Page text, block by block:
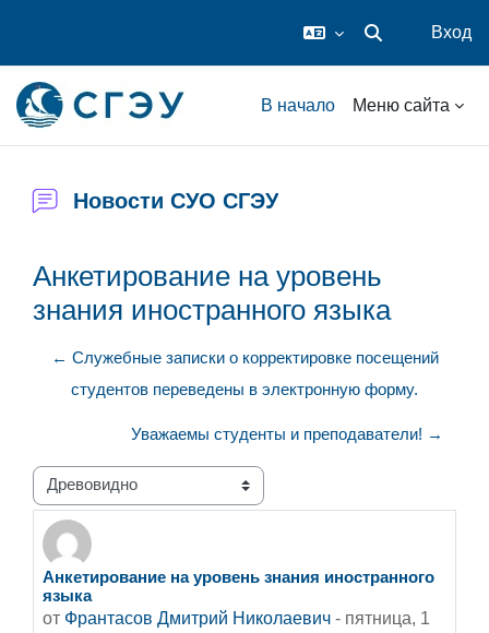
Изменить
Вход
В начало Меню сайта
Новости СУО СГЭУ
Анкетирование на уровень
знания иностранного языка
← Служебные записки о корректировке посещений
студентов переведены в электронную форму.
Уважаемы студенты и преподаватели! →
Режим отображения
Анкетирование на уровень знания иностранного
языка
от Франтасов Дмитрий Николаевич - пятница, 1
Количество ответов: 0